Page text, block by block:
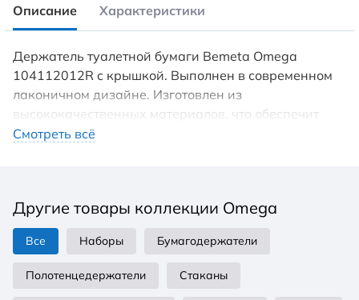
Описание Характеристики
Держатель туалетной бумаги Bemeta Omega
104112012R с крышкой. Выполнен в современном
лаконичном дизайне. Изготовлен из
высококачественных материалов, что обеспечит
долгий срок эксплуатации. Характеристики:
Смотреть всё
Другие товары коллекции Omega
Все Наборы Бумагодержатели
Полотенцедержатели Стаканы